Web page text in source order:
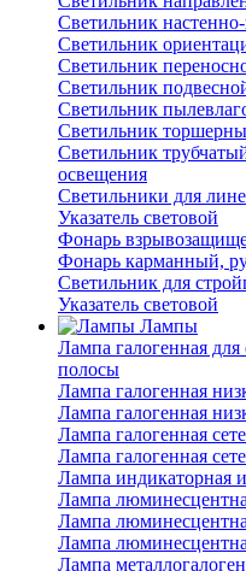
Светильник
Светильник
Светильник
Светильник
Светильник
Светильник
Светильник
освещения
Светильники для
Указатель световой
Фонарь
Фонарь карманный,
Светильник для
Указатель световой
Лампы
Лампа галогенная
полосы
Лампа галогенная
Лампа галогенная
Лампа галогенная
Лампа галогенная
Лампа индикаторная
Лампа
Лампа
Лампа
Лампа